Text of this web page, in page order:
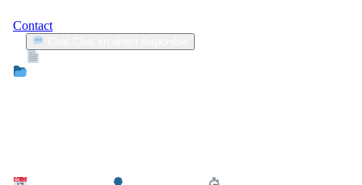
Contact